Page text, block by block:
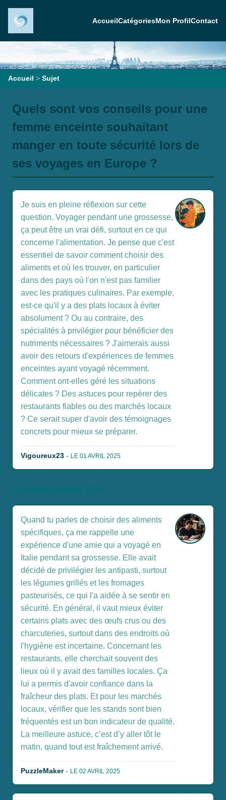
AccueilCatégoriesMon ProfilContact
Accueil > Sujet
Quels sont vos conseils pour une
femme enceinte souhaitant
manger en toute sécurité lors de
ses voyages en Europe ?
Je suis en pleine réflexion sur cette
question. Voyager pendant une grossesse,
ça peut être un vrai défi, surtout en ce qui
concerne l'alimentation. Je pense que c'est
essentiel de savoir comment choisir des
aliments et où les trouver, en particulier
dans des pays où l'on n'est pas familier
avec les pratiques culinaires. Par exemple,
est-ce qu'il y a des plats locaux à éviter
absolument ? Ou au contraire, des
spécialités à privilégier pour bénéficier des
nutriments nécessaires ? J'aimerais aussi
avoir des retours d'expériences de femmes
enceintes ayant voyagé récemment.
Comment ont-elles géré les situations
délicates ? Des astuces pour repérer des
restaurants fiables ou des marchés locaux
? Ce serait super d'avoir des témoignages
concrets pour mieux se préparer.
Vigoureux23 - LE 01 AVRIL 2025
Commentaires (24)
Quand tu parles de choisir des aliments
spécifiques, ça me rappelle une
expérience d'une amie qui a voyagé en
Italie pendant sa grossesse. Elle avait
décidé de privilégier les antipasti, surtout
les légumes grillés et les fromages
pasteurisés, ce qui l'a aidée à se sentir en
sécurité. En général, il vaut mieux éviter
certains plats avec des œufs crus ou des
charcuteries, surtout dans des endroits où
l'hygiène est incertaine. Concernant les
restaurants, elle cherchait souvent des
lieux où il y avait des familles locales. Ça
lui a permis d'avoir confiance dans la
fraîcheur des plats. Et pour les marchés
locaux, vérifier que les stands sont bien
fréquentés est un bon indicateur de qualité.
La meilleure astuce, c’est d’y aller tôt le
matin, quand tout est fraîchement arrivé.
PuzzleMaker- LE 02 AVRIL 2025